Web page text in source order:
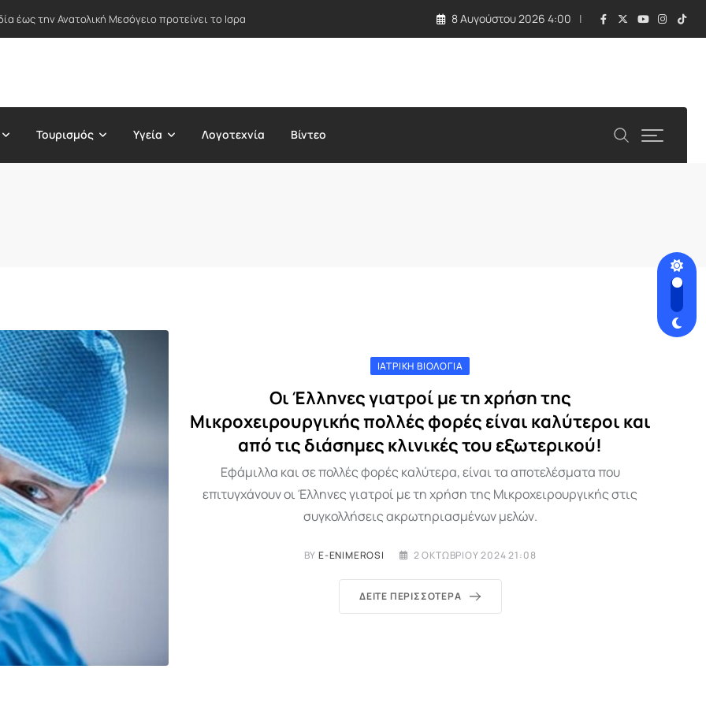
έως την Ανατολική Μεσόγειο προτείνει το Ισραήλ – Στο επίκεντρο Ελλάδα και Κύπρος 8 Αυγούστου 2026 4:00
Τουρισμός Υγεία Λογοτεχνία Βίντεο
ΙΑΤΡΙΚΉ ΒΙΟΛΟΓΊΑ
Οι Έλληνες γιατροί με τη χρήση της
Μικροχειρουργικής πολλές φορές είναι καλύτεροι και
από τις διάσημες κλινικές του εξωτερικού!
Εφάμιλλα και σε πολλές φορές καλύτερα, είναι τα αποτελέσματα που
επιτυγχάνουν οι Έλληνες γιατροί με τη χρήση της Μικροχειρουργικής στις
συγκολλήσεις ακρωτηριασμένων μελών.
BY E-ENIMEROSI 2 ΟΚΤΩΒΡΊΟΥ 2024 21:08
ΔΕΊΤΕ ΠΕΡΙΣΣΌΤΕΡΑ